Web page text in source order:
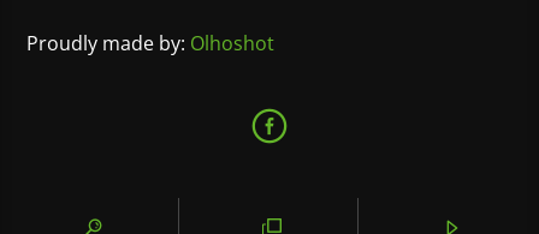
Proudly made by: Olhoshot